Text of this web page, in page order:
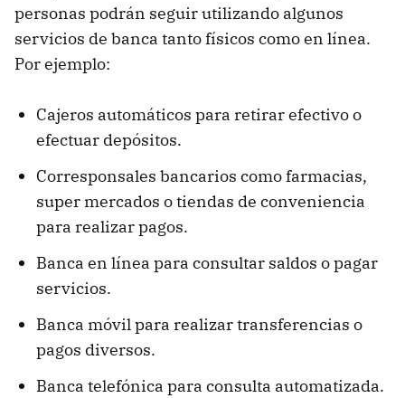
personas podrán seguir utilizando algunos
servicios de banca tanto físicos como en línea.
Por ejemplo:
Cajeros automáticos para retirar efectivo o
efectuar depósitos.
Corresponsales bancarios como farmacias,
super mercados o tiendas de conveniencia
para realizar pagos.
Banca en línea para consultar saldos o pagar
servicios.
Banca móvil para realizar transferencias o
pagos diversos.
Banca telefónica para consulta automatizada.